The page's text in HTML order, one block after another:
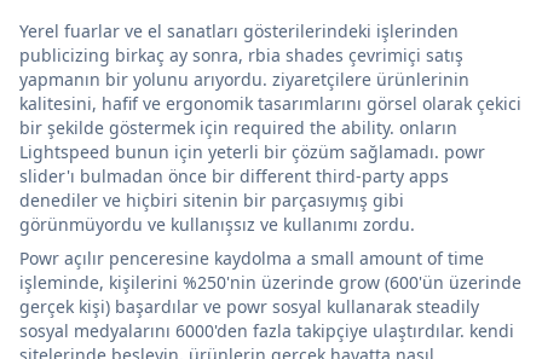
Yerel fuarlar ve el sanatları gösterilerindeki işlerinden
publicizing birkaç ay sonra, rbia shades çevrimiçi satış
yapmanın bir yolunu arıyordu. ziyaretçilere ürünlerinin
kalitesini, hafif ve ergonomik tasarımlarını görsel olarak çekici
bir şekilde göstermek için required the ability. onların
Lightspeed bunun için yeterli bir çözüm sağlamadı. powr
slider'ı bulmadan önce bir different third-party apps
denediler ve hiçbiri sitenin bir parçasıymış gibi
görünmüyordu ve kullanışsız ve kullanımı zordu.
Powr açılır penceresine kaydolma a small amount of time
işleminde, kişilerini %250'nin üzerinde grow (600'ün üzerinde
gerçek kişi) başardılar ve powr sosyal kullanarak steadily
sosyal medyalarını 6000'den fazla takipçiye ulaştırdılar. kendi
sitelerinde besleyin. ürünlerin gerçek hayatta nasıl